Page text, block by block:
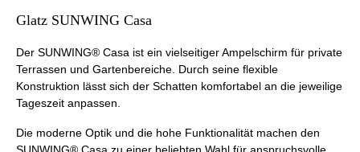
Glatz SUNWING Casa
Der SUNWING® Casa ist ein vielseitiger Ampelschirm für private
Terrassen und Gartenbereiche. Durch seine flexible
Konstruktion lässt sich der Schatten komfortabel an die jeweilige
Tageszeit anpassen.
Die moderne Optik und die hohe Funktionalität machen den